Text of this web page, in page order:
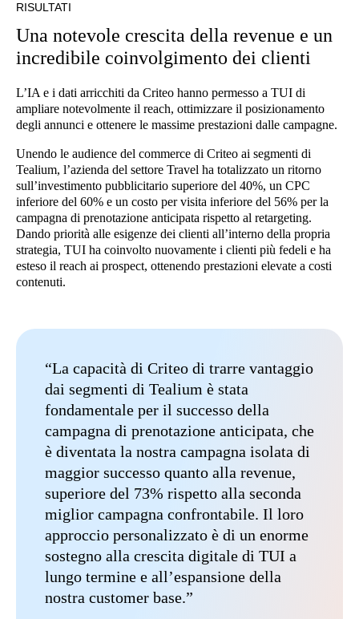
RISULTATI
Una notevole crescita della revenue e un
incredibile coinvolgimento dei clienti
L’IA e i dati arricchiti da Criteo hanno permesso a TUI di
ampliare notevolmente il reach, ottimizzare il posizionamento
degli annunci e ottenere le massime prestazioni dalle campagne.
Unendo le audience del commerce di Criteo ai segmenti di
Tealium, l’azienda del settore Travel ha totalizzato un ritorno
sull’investimento pubblicitario superiore del 40%, un CPC
inferiore del 60% e un costo per visita inferiore del 56% per la
campagna di prenotazione anticipata rispetto al retargeting.
Dando priorità alle esigenze dei clienti all’interno della propria
strategia, TUI ha coinvolto nuovamente i clienti più fedeli e ha
esteso il reach ai prospect, ottenendo prestazioni elevate a costi
contenuti.
“La capacità di Criteo di trarre vantaggio
dai segmenti di Tealium è stata
fondamentale per il successo della
campagna di prenotazione anticipata, che
è diventata la nostra campagna isolata di
maggior successo quanto alla revenue,
superiore del 73% rispetto alla seconda
miglior campagna confrontabile. Il loro
approccio personalizzato è di un enorme
sostegno alla crescita digitale di TUI a
lungo termine e all’espansione della
nostra customer base.”